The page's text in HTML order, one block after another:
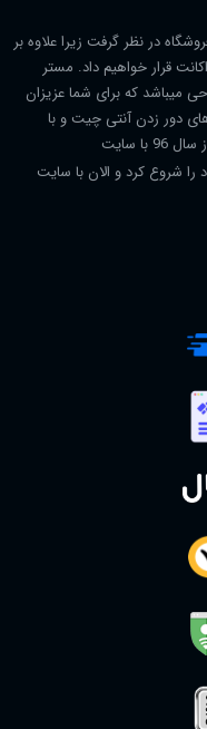
در نظر گرفت زیرا علاوه بر
قرار خواهیم داد. مستر
میباشد که برای شما عزیزان
دور زدن آنتی چیت و با
سایت
را شروع کرد و الان با سایت